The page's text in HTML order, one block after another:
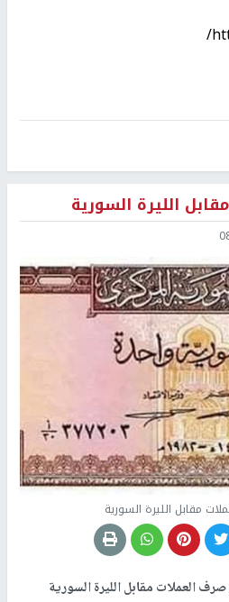
الليرة السورية
مقابل الليرة السورية
العملات مقابل الليرة السورية